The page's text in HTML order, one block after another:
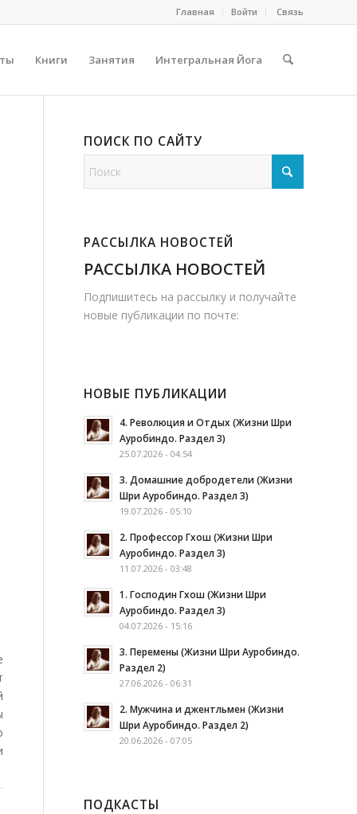
Главная Войти Cвязь
Книги Занятия Интегральная Йога
ПОИСК ПО САЙТУ
РАССЫЛКА НОВОСТЕЙ
РАССЫЛКА НОВОСТЕЙ
Подпишитесь на рассылку и получайте
новые публикации по почте:
НОВЫЕ ПУБЛИКАЦИИ
4. Революция и Отдых (Жизни Шри
Ауробиндо. Раздел 3)
25.07.2026 - 04:54
3. Домашние добродетели (Жизни
Шри Ауробиндо. Раздел 3)
19.07.2026 - 05:10
2. Профессор Гхош (Жизни Шри
Ауробиндо. Раздел 3)
11.07.2026 - 03:48
1. Господин Гхош (Жизни Шри
Ауробиндо. Раздел 3)
04.07.2026 - 15:16
3. Перемены (Жизни Шри Ауробиндо.
Раздел 2)
27.06.2026 - 06:31
2. Мужчина и джентльмен (Жизни
Шри Ауробиндо. Раздел 2)
20.06.2026 - 07:05
ПОДКАСТЫ